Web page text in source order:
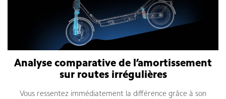
Analyse comparative de l’amortissement
sur routes irrégulières
Vous ressentez immédiatement la différence grâce à son